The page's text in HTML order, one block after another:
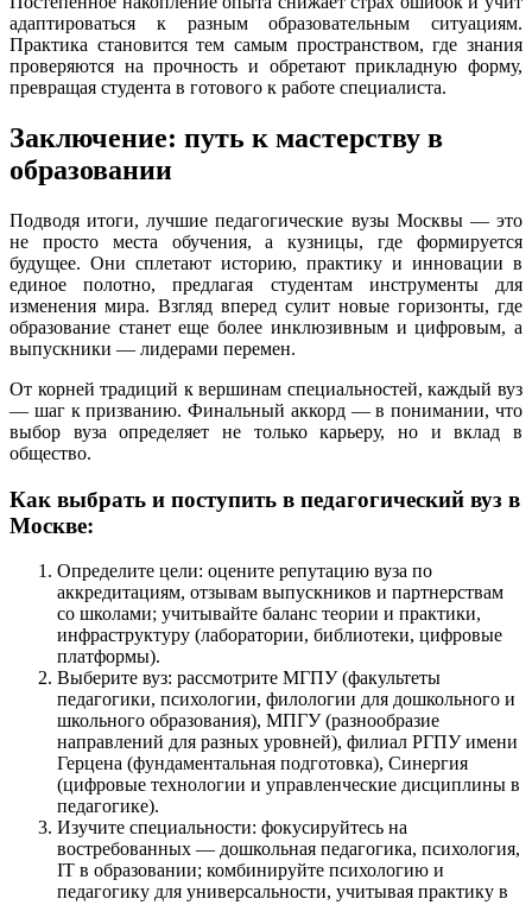
адаптироваться к разным образовательным ситуациям.
Практика становится тем самым пространством, где знания
проверяются на прочность и обретают прикладную форму,
превращая студента в готового к работе специалиста.
Заключение: путь к мастерству в
образовании
Подводя итоги, лучшие педагогические вузы Москвы — это
не просто места обучения, а кузницы, где формируется
будущее. Они сплетают историю, практику и инновации в
единое полотно, предлагая студентам инструменты для
изменения мира. Взгляд вперед сулит новые горизонты, где
образование станет еще более инклюзивным и цифровым, а
выпускники — лидерами перемен.
От корней традиций к вершинам специальностей, каждый вуз
— шаг к призванию. Финальный аккорд — в понимании, что
выбор вуза определяет не только карьеру, но и вклад в
общество.
Как выбрать и поступить в педагогический вуз в
Москве:
Определите цели: оцените репутацию вуза по
аккредитациям, отзывам выпускников и партнерствам
со школами; учитывайте баланс теории и практики,
инфраструктуру (лаборатории, библиотеки, цифровые
платформы).
Выберите вуз: рассмотрите МГПУ (факультеты
педагогики, психологии, филологии для дошкольного и
школьного образования), МПГУ (разнообразие
направлений для разных уровней), филиал РГПУ имени
Герцена (фундаментальная подготовка), Синергия
(цифровые технологии и управленческие дисциплины в
педагогике).
Изучите специальности: фокусируйтесь на
востребованных — дошкольная педагогика, психология,
IT в образовании; комбинируйте психологию и
педагогику для универсальности, учитывая практику в